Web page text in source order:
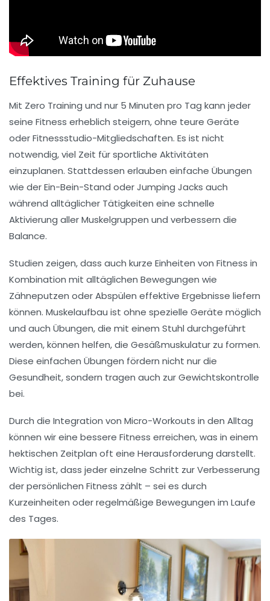
Effektives Training für Zuhause
Mit Zero Training und nur 5 Minuten pro Tag kann jeder
seine Fitness erheblich steigern, ohne teure Geräte
oder Fitnessstudio-Mitgliedschaften. Es ist nicht
notwendig, viel Zeit für sportliche Aktivitäten
einzuplanen. Stattdessen erlauben einfache Übungen
wie derEin-Bein-Stand oderJumping Jacks auch
während alltäglicher Tätigkeiten eine schnelle
Aktivierung aller Muskelgruppen und verbessern die
Balance.
Studien zeigen, dass auch kurze Einheiten von Fitness in
Kombination mit alltäglichen Bewegungen wie
Zähneputzen oderAbspülen effektive Ergebnisse liefern
können. Muskelaufbau ist ohne spezielle Geräte möglich
und auch Übungen, die mit einem Stuhl durchgeführt
werden, können helfen, die Gesäßmuskulatur zu formen.
Diese einfachen Übungen fördern nicht nur die
Gesundheit, sondern tragen auch zur Gewichtskontrolle
bei.
Durch die Integration von Micro-Workouts in den Alltag
können wir eine bessere Fitness erreichen, was in einem
hektischen Zeitplan oft eine Herausforderung darstellt.
Wichtig ist, dass jeder einzelne Schritt zur Verbesserung
der persönlichen Fitness zählt – sei es durch
Kurzeinheiten oder regelmäßige Bewegungen im Laufe
des Tages.